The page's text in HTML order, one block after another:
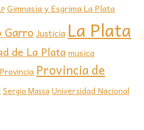
Gimnasia y Esgrima La Plata
Garro Justicia La Plata
de La Plata musica
Provincia Provincia de
Sergio MassaUniversidad Nacional